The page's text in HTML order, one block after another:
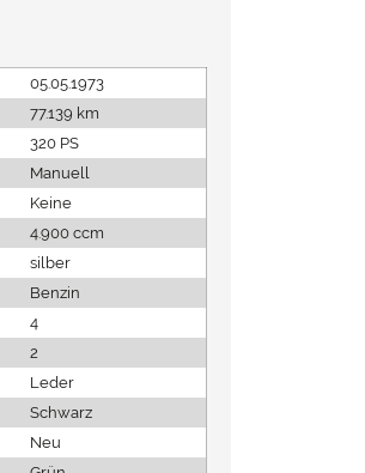
05.05.1973
77.139 km
320 PS
Manuell
Keine
4.900 ccm
silber
Benzin
4
2
Leder
Schwarz
Neu